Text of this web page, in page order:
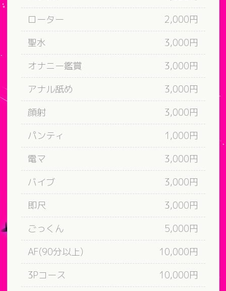
ローター
2,000円
聖水
3,000円
オナニー鑑賞
3,000円
アナル舐め
3,000円
顔射
3,000円
パンティ
1,000円
電マ
3,000円
バイブ
3,000円
即尺
3,000円
ごっくん
5,000円
AF(90分以上)
10,000円
3Pコース
10,000円